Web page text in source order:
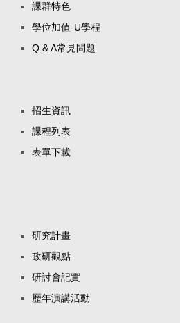
課群特色
學位加值-U學程
Q & A常見問題
招生資訊
課程列表
表單下載
研究計畫
政研觀點
研討會記實
歷年演講活動